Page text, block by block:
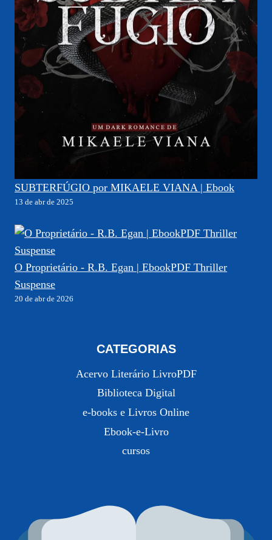
SUBTERFÚGIO por MIKAELE VIANA | Ebook
13 de abr de 2025
O Proprietário - R.B. Egan | EbookPDF Thriller
Suspense
20 de abr de 2026
CATEGORIAS
Acervo Literário LivroPDF
Biblioteca Digital
e-books e Livros Online
Ebook-e-Livro
cursos